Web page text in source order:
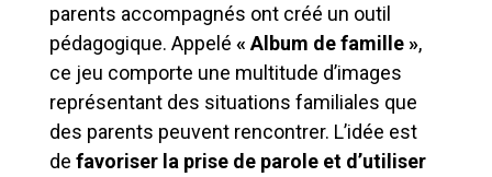
parents accompagnés ont créé un outil
pédagogique. Appelé « Album de famille »,
ce jeu comporte une multitude d’images
représentant des situations familiales que
des parents peuvent rencontrer. L’idée est
de favoriser la prise de parole et d’utiliser